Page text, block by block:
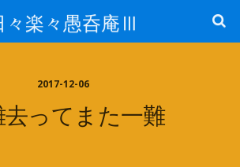
々楽々愚呑庵Ⅲ
2017-12-06
ってまた一難